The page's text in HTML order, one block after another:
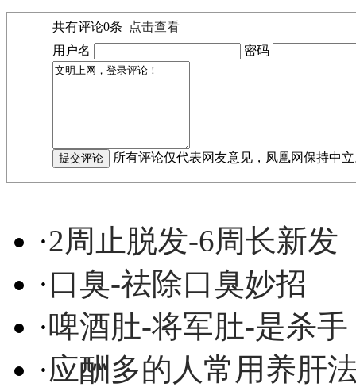
共有评论0条
点击查看
用户名
密码
所有评论仅代表网友意见，凤凰网保持中
·2周止脱发-6周长新发
·口臭-祛除口臭妙招
·啤酒肚-将军肚-是杀手
·应酬多的人常用养肝